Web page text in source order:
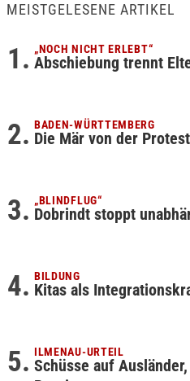
MEISTGELESENE ARTIKEL
„NOCH NICHT ERLEBT“
Abschiebung trennt
BADEN-WÜRTTEMBERG
Die Mär von der
„BLINDFLUG“
Dobrindt stoppt
BILDUNG
Kitas als
ILMENAU-URTEIL
Schüsse auf